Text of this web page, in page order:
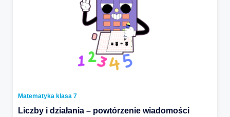
Matematyka klasa 7
Liczby i działania – powtórzenie wiadomości